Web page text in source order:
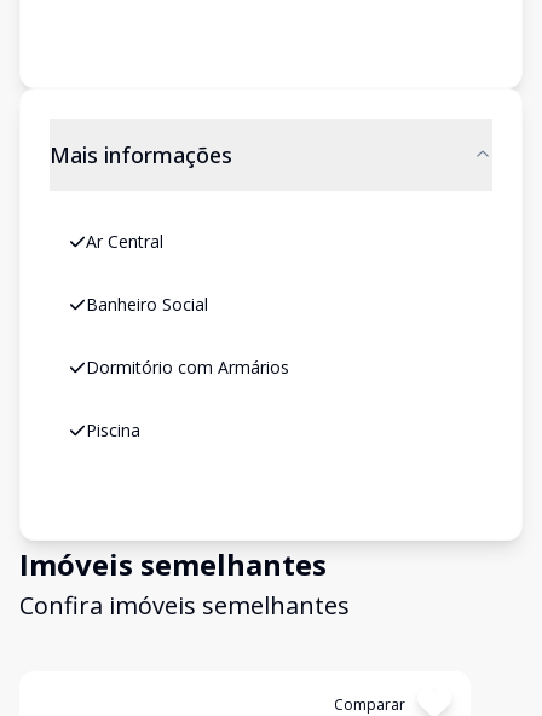
Mais informações
Ar Central
Banheiro Social
Dormitório com Armários
Piscina
Imóveis semelhantes
Confira imóveis semelhantes
Comparar